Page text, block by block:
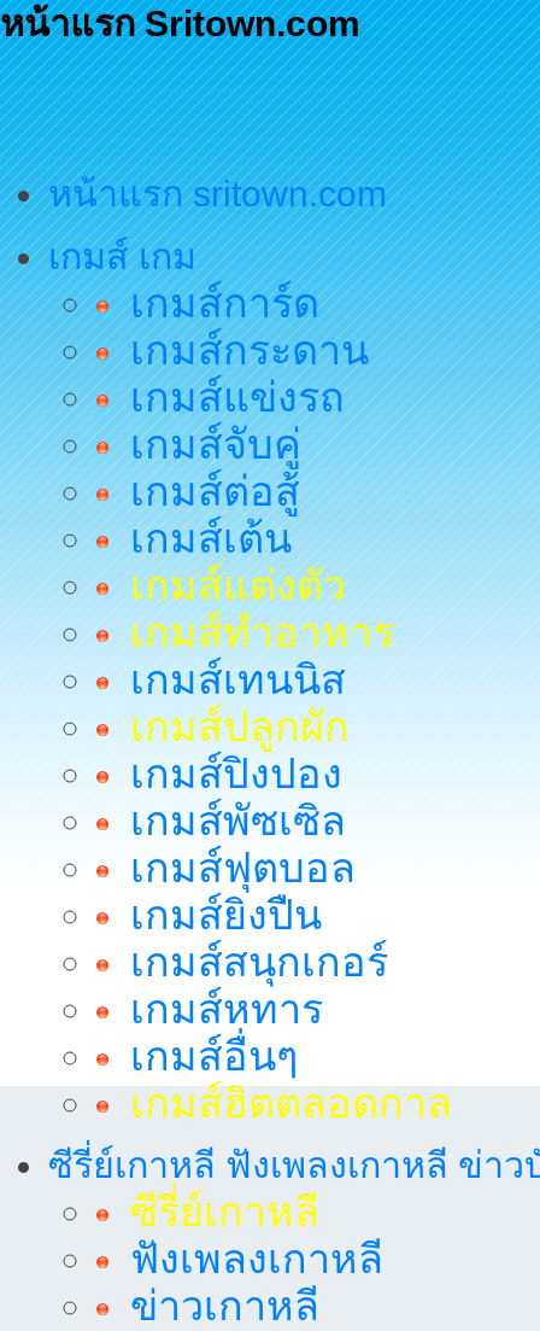
หน้าแรก Sritown.com
หน้าแรก sritown.com
เกมส์ เกม
เกมส์การ์ด
เกมส์กระดาน
เกมส์แข่งรถ
เกมส์จับคู่
เกมส์ต่อสู้
เกมส์เต้น
เกมส์แต่งตัว
เกมส์ทำอาหาร
เกมส์เทนนิส
เกมส์ปลูกผัก
เกมส์ปิงปอง
เกมส์พัซเซิล
เกมส์ฟุตบอล
เกมส์ยิงปืน
เกมส์สนุกเกอร์
เกมส์หทาร
เกมส์อื่นๆ
เกมส์ฮิตตลอดกาล
ซีรี่ย์เกาหลี ฟังเพลงเกาหลี ข่าว
ซีรี่ย์เกาหลี
ฟังเพลงเกาหลี
ข่าวเกาหลี